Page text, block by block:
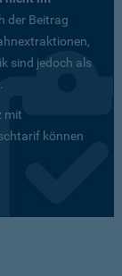
der Beitrag
sind jedoch als
mit
können